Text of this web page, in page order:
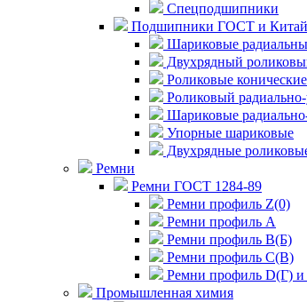
Спецподшипники
Подшипники ГОСТ и Китай
Шариковые
Двухрядный
Роликовые конические
Роликовый
Шариковые
Упорные шариковые
Двухрядные
Ремни
Ремни ГОСТ 1284-89
Ремни профиль Z(0)
Ремни профиль А
Ремни профиль В(Б)
Ремни профиль С(В)
Ремни профиль D(Г)
Промышленная химия